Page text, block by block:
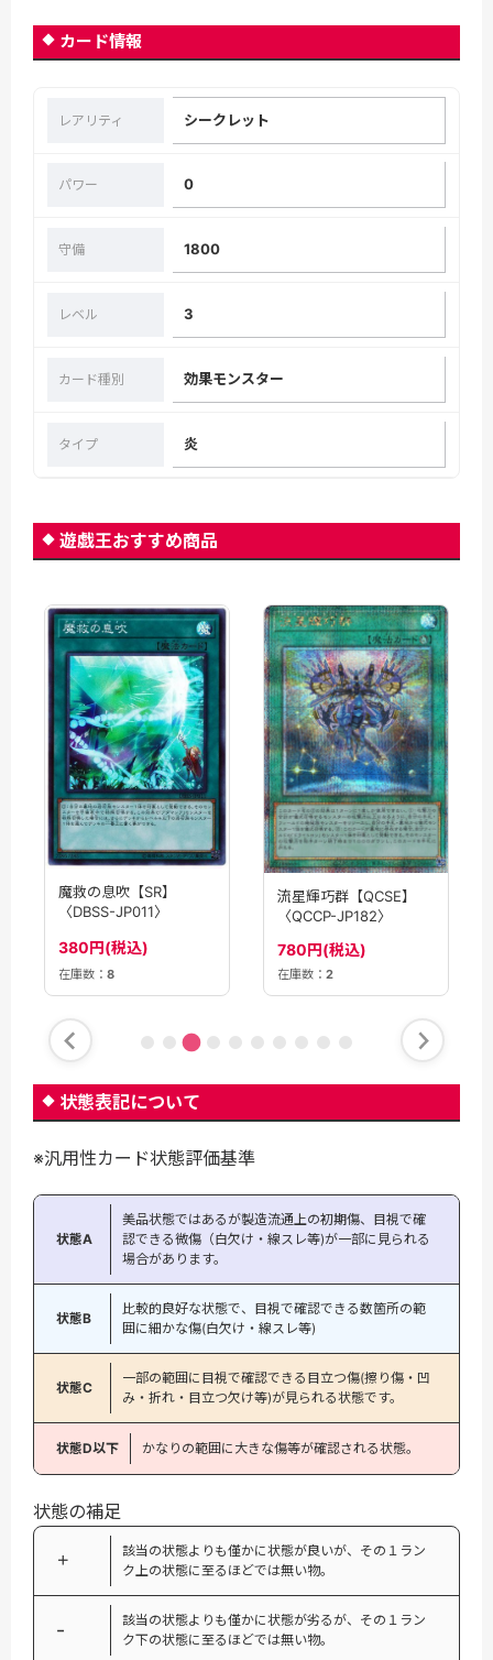
カード情報
レアリティ シークレット
パワー 0
守備 1800
レベル 3
カード種別 効果モンスター
タイプ 炎
遊戯王おすすめ商品
魔救の息吹【SR】
〈DBSS-JP011〉
380円(税込)
在庫数： 8
流星輝巧群【QCSE】
〈QCCP-JP182〉
780円(税込)
在庫数： 2
状態表記について
※汎用性カード状態評価基準
状態A
美品状態ではあるが製造流通上の初期傷、目視で確
認できる微傷（白欠け・線スレ等)が一部に見られる
場合があります。
状態B
比較的良好な状態で、目視で確認できる数箇所の範
囲に細かな傷(白欠け・線スレ等)
状態C
一部の範囲に目視で確認できる目立つ傷(擦り傷・凹
み・折れ・目立つ欠け等)が見られる状態です。
状態D以下 かなりの範囲に大きな傷等が確認される状態。
状態の補足
＋
該当の状態よりも僅かに状態が良いが、その１ラン
ク上の状態に至るほどでは無い物。
−
該当の状態よりも僅かに状態が劣るが、その１ラン
ク下の状態に至るほどでは無い物。